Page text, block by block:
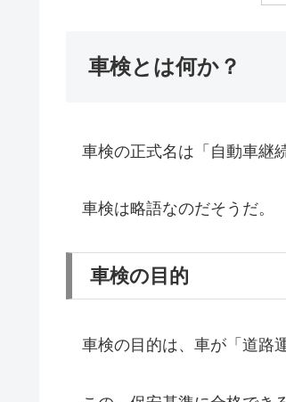
車検とは何か？
車検の正式名は「自動車継
車検は略語なのだそうだ。
車検の目的
車検の目的は、車が「道路